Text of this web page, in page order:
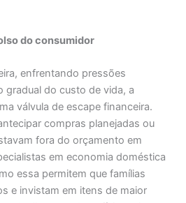
do consumidor
enfrentando pressões
gradual do custo de vida, a
válvula de escape financeira.
compras planejadas ou
fora do orçamento em
em economia doméstica
essa permitem que famílias
e invistam em itens de maior